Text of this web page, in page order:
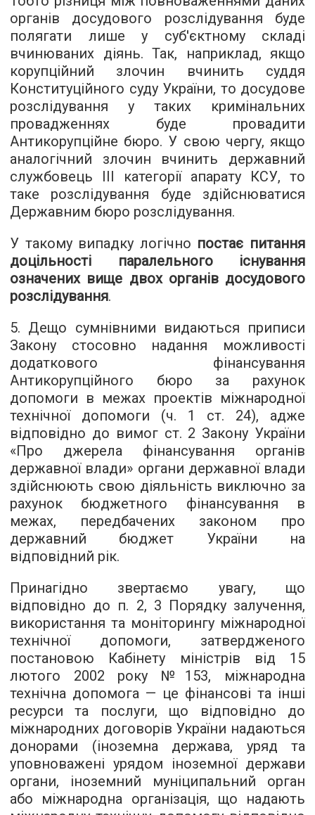
органів досудового розслідування буде
полягати лише у суб'єктному складі
вчинюваних діянь. Так, наприклад, якщо
корупційний злочин вчинить суддя
Конституційного суду України, то досудове
розслідування у таких кримінальних
провадженнях буде провадити
Антикорупційне бюро. У свою чергу, якщо
аналогічний злочин вчинить державний
службовець III категорії апарату КСУ, то
таке розслідування буде здійснюватися
Державним бюро розслідування.
У такому випадку логічно постає питання
доцільності паралельного існування
означених вище двох органів досудового
розслідування.
5. Дещо сумнівними видаються приписи
Закону стосовно надання можливості
додаткового фінансування
Антикорупційного бюро за рахунок
допомоги в межах проектів міжнародної
технічної допомоги (ч. 1 ст. 24), адже
відповідно до вимог ст. 2 Закону України
«Про джерела фінансування органів
державної влади» органи державної влади
здійснюють свою діяльність виключно за
рахунок бюджетного фінансування в
межах, передбачених законом про
державний бюджет України на
відповідний рік.
Принагідно звертаємо увагу, що
відповідно до п. 2, 3 Порядку залучення,
використання та моніторингу міжнародної
технічної допомоги, затвердженого
постановою Кабінету міністрів від 15
лютого 2002 року №153, міжнародна
технічна допомога — це фінансові та інші
ресурси та послуги, що відповідно до
міжнародних договорів України надаються
донорами (іноземна держава, уряд та
уповноважені урядом іноземної держави
органи, іноземний муніципальний орган
або міжнародна організація, що надають